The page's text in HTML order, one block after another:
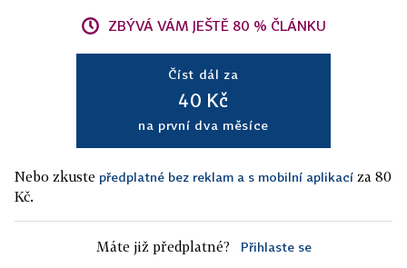
ZBÝVÁ VÁM JEŠTĚ 80 % ČLÁNKU
Číst dál za
40 Kč
na první dva měsíce
Nebo zkuste předplatné bez reklam a s mobilní aplikací za 80
Kč.
Máte již předplatné? Přihlaste se